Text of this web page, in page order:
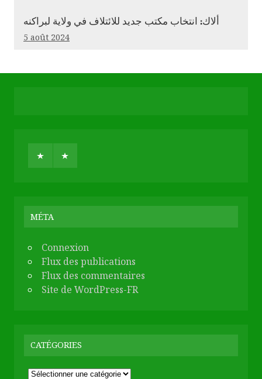
ألاك: انتخاب مكتب جديد للائتلاف في ولاية لبراكنه
5 août 2024
MÉTA
Connexion
Flux des publications
Flux des commentaires
Site de WordPress-FR
CATÉGORIES
Catégories